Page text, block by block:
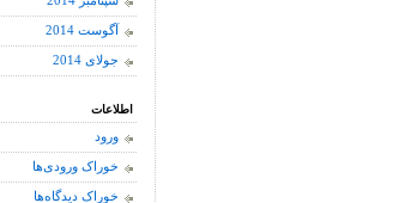
آگوست 2014
جولای 2014
اطلاعات
ورود
خوراک ورودی‌ها
خوراک دیدگاه‌ها